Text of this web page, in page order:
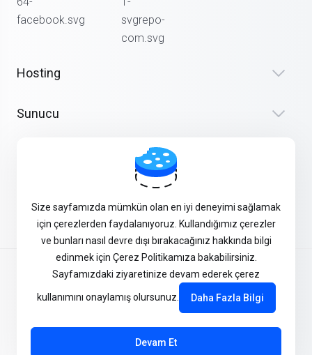
Hosting
Sunucu
Kullanıcı Sözleşmeleri
Gizlilik Politikası
Size sayfamızda mümkün olan en iyi deneyimi sağlamak
için çerezlerden faydalanıyoruz. Kullandığımız çerezler
ve bunları nasıl devre dışı bırakacağınız hakkında bilgi
edinmek için Çerez Politikamıza bakabilirsiniz.
Sayfamızdaki ziyaretinize devam ederek çerez
kullanımını onaylamış olursunuz. Daha Fazla Bilgi
Devam Et